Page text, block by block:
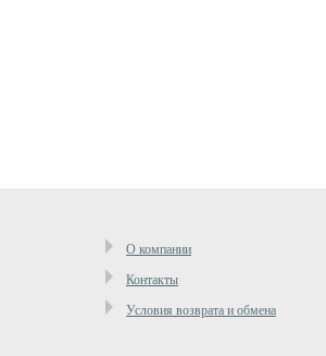
О компании
Контакты
Условия возврата и обмена